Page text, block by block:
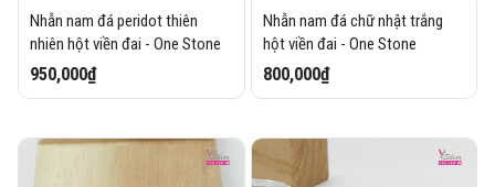
Nhẫn nam đá peridot thiên
nhiên hột viền đai - One Stone
950,000₫
Nhẫn nam đá chữ nhật trắng
hột viền đai - One Stone
800,000₫